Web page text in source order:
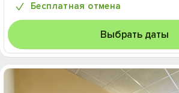
Бесплатная отмена
Выбрать даты